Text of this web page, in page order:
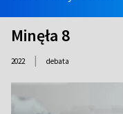
Minęła 8
2022 | debata